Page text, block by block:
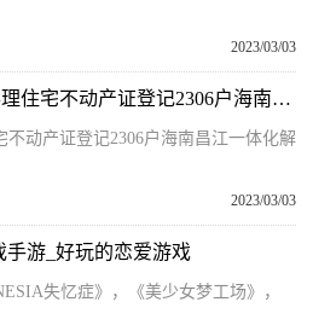
2023/03/03
最新资讯：2022年以来办理住宅不动产证登记2306户海南昌江一体化解涉不动产登记信访问题
不动产证登记2306户海南昌江一体化解
2023/03/03
游_好玩的恋爱游戏
失忆症》，《美少女梦工场》，